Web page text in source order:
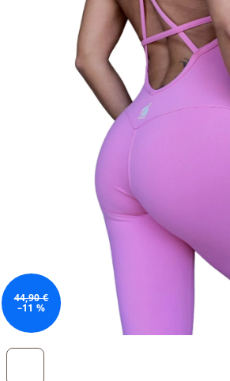
44,90 €
–11 %